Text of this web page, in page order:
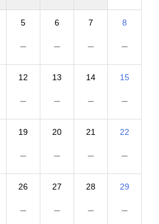
5
－
6
－
7
－
8
－
12
－
13
－
14
－
15
－
19
－
20
－
21
－
22
－
26
－
27
－
28
－
29
－